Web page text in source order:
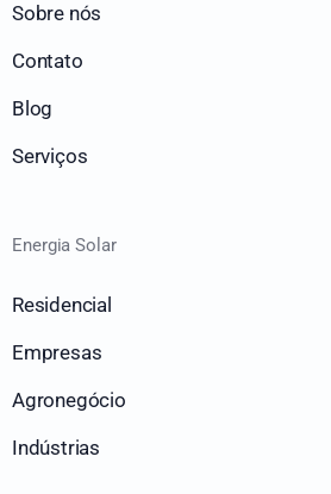
Sobre nós
Contato
Blog
Serviços
Energia Solar
Residencial
Empresas
Agronegócio
Indústrias